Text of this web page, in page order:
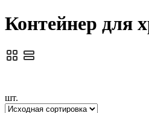
Контейнер для
шт.